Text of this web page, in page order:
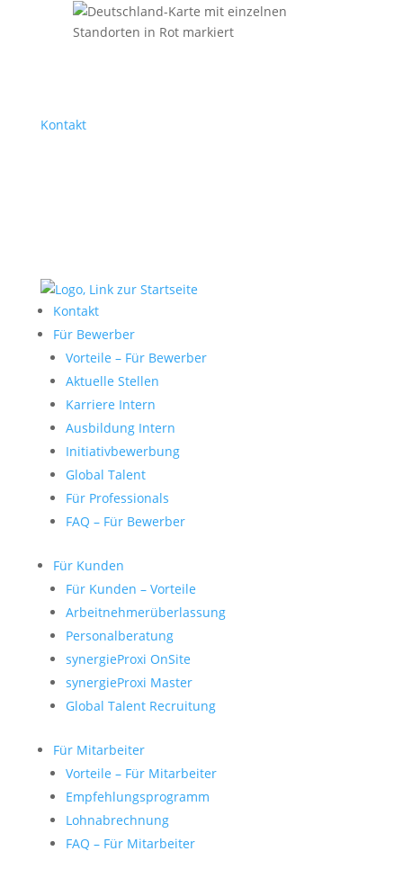
Kontakt
Kontakt
Für Bewerber
Vorteile – Für Bewerber
Aktuelle Stellen
Karriere Intern
Ausbildung Intern
Initiativbewerbung
Global Talent
Für Professionals
FAQ – Für Bewerber
Für Kunden
Für Kunden – Vorteile
Arbeitnehmerüberlassung
Personalberatung
synergieProxi OnSite
synergieProxi Master
Global Talent Recruitung
Für Mitarbeiter
Vorteile – Für Mitarbeiter
Empfehlungsprogramm
Lohnabrechnung
FAQ – Für Mitarbeiter